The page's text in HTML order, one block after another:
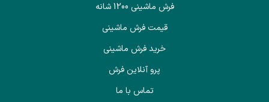
فرش ماشینی 1200 شانه
قیمت فرش ماشینی
خرید فرش ماشینی
پرو آنلاین فرش
تماس با ما